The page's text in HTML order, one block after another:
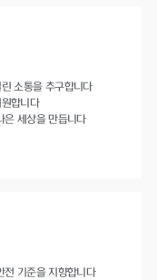
소통을 추구합니다
합니다
은 세상을 만듭니다
전 기준을 지향합니다